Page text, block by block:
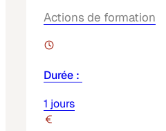
Actions de formation
Durée :
1 jours